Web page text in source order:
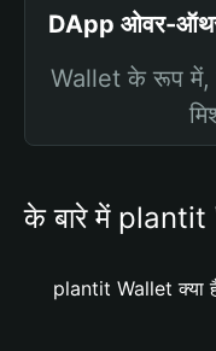
DApp ओवर-
Wallet के रूप में,
के बारे में
plantit Wallet क्या